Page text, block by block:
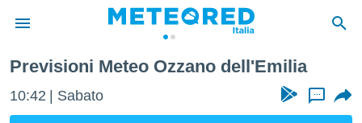
di
Previsioni Meteo Ozzano dell'Emilia
10:42 Sabato ...